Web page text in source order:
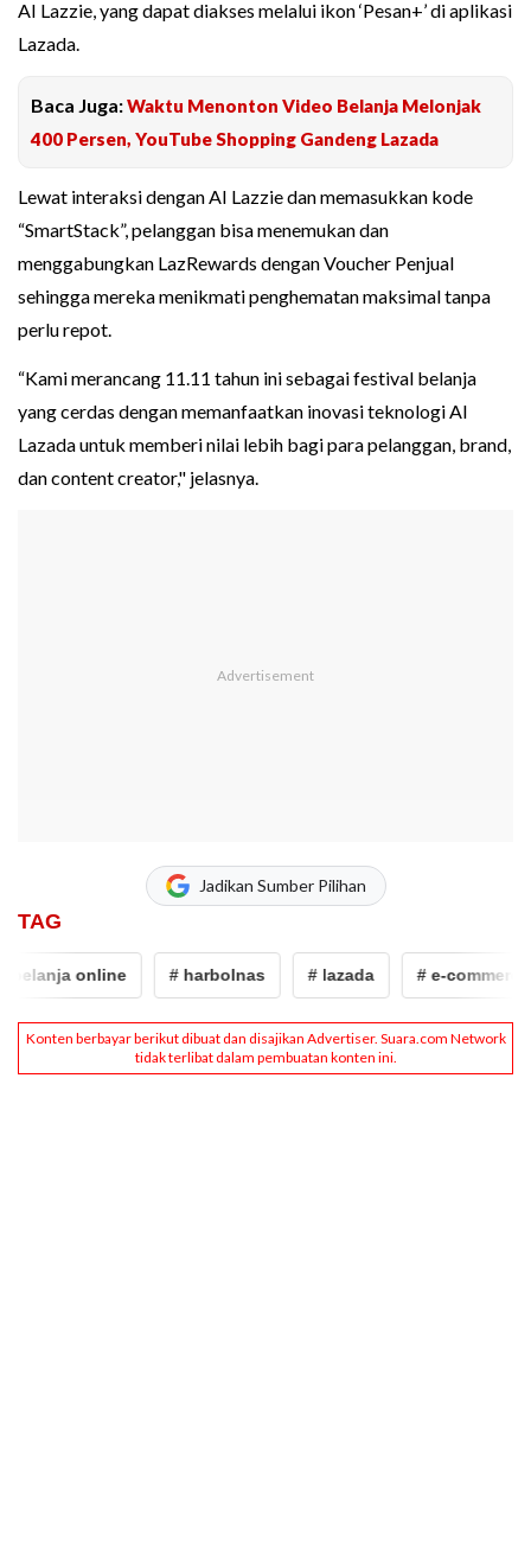
AI Lazzie, yang dapat diakses melalui ikon ‘Pesan+’ di aplikasi
Lazada.
Baca Juga:Waktu Menonton Video Belanja Melonjak
400 Persen, YouTube Shopping Gandeng Lazada
Lewat interaksi dengan AI Lazzie dan memasukkan kode
“SmartStack”, pelanggan bisa menemukan dan
menggabungkan LazRewards dengan Voucher Penjual
sehingga mereka menikmati penghematan maksimal tanpa
perlu repot.
“Kami merancang 11.11 tahun ini sebagai festival belanja
yang cerdas dengan memanfaatkan inovasi teknologi AI
Lazada untuk memberi nilai lebih bagi para pelanggan, brand,
dan content creator," jelasnya.
Jadikan Sumber Pilihan
TAG
online # harbolnas # lazada # e-commerce